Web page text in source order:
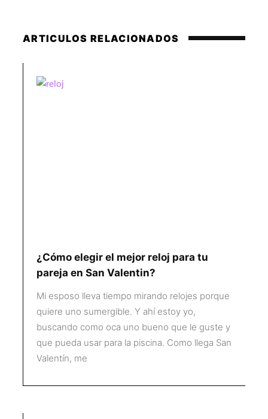
ARTICULOS RELACIONADOS
¿Cómo elegir el mejor reloj para tu
pareja en San Valentin?
Mi esposo lleva tiempo mirando relojes porque
quiere uno sumergible. Y ahí estoy yo,
buscando como oca uno bueno que le guste y
que pueda usar para la piscina. Como llega San
Valentín, me